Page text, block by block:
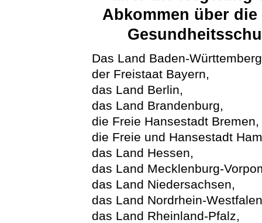
Abkommen über
Das Land Baden-
der Freistaat Bayern,
das Land Berlin,
das Land Brandenburg,
die Freie Hansestadt Bremen,
die Freie und Hansestadt
das Land Hessen,
das Land Mecklenburg-
das Land Niedersachsen,
das Land Nordrhein-
das Land Rheinland-Pfalz,